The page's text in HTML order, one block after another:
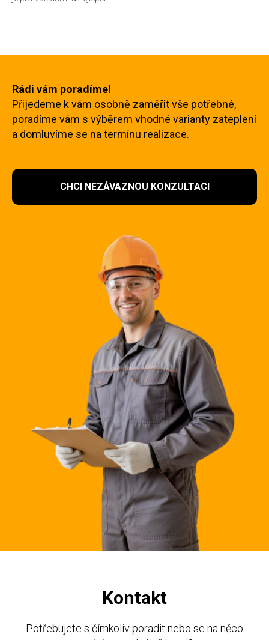
Rádi vám poradíme!
Přijedeme k vám osobně zaměřit vše potřebné,
poradíme vám s výběrem vhodné varianty zateplení
a domluvíme se na termínu realizace.
CHCI NEZÁVAZNOU KONZULTACI
Kontakt
Potřebujete s čímkoliv poradit nebo se na něco